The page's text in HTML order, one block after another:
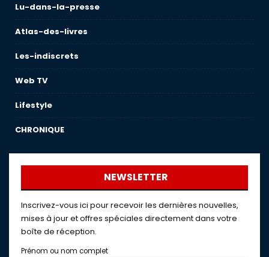
Lu-dans-la-presse
Atlas-des-livres
Les-indiscrets
Web TV
Lifestyle
CHRONIQUE
NEWSLETTER
Inscrivez-vous ici pour recevoir les dernières nouvelles,
mises à jour et offres spéciales directement dans votre
boîte de réception.
Prénom ou nom complet